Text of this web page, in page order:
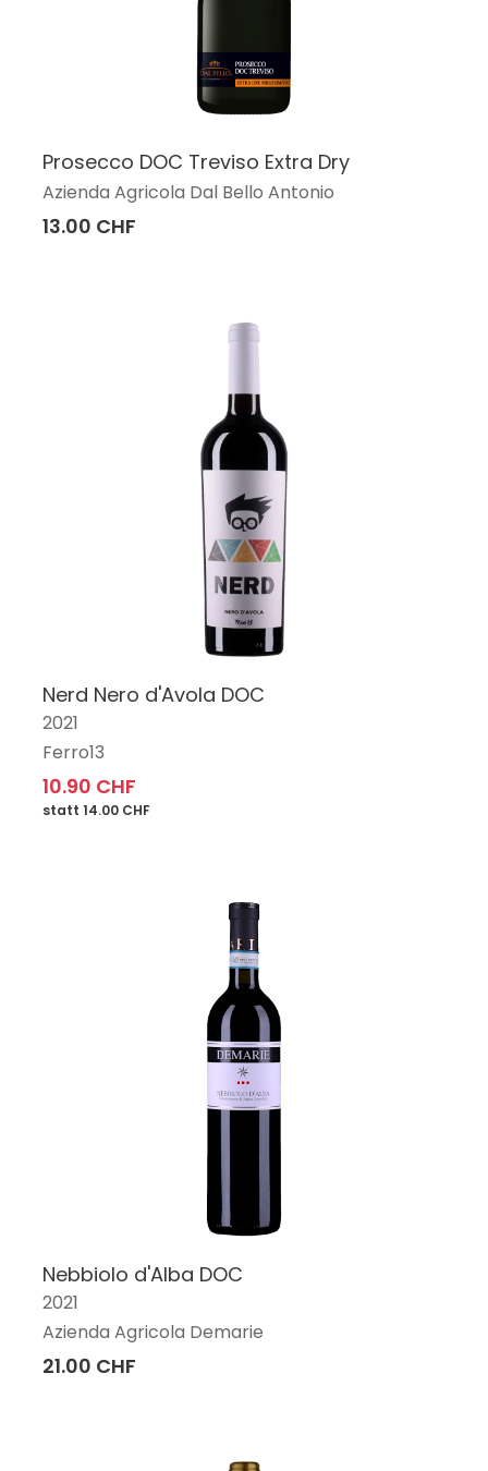
Prosecco DOC Treviso Extra Dry
Azienda Agricola Dal Bello Antonio
13.00 CHF
Nerd Nero d'Avola DOC
2021
Ferro13
10.90 CHF
statt 14.00 CHF
Nebbiolo d'Alba DOC
2021
Azienda Agricola Demarie
21.00 CHF